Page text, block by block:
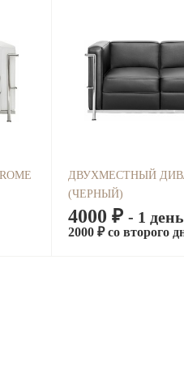
ДВУХМЕСТНЫЙ
(ЧЕРНЫЙ)
4000 ₽ - 1 день
2000 ₽ со второго